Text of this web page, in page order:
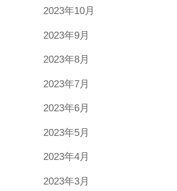
2023年10月
2023年9月
2023年8月
2023年7月
2023年6月
2023年5月
2023年4月
2023年3月